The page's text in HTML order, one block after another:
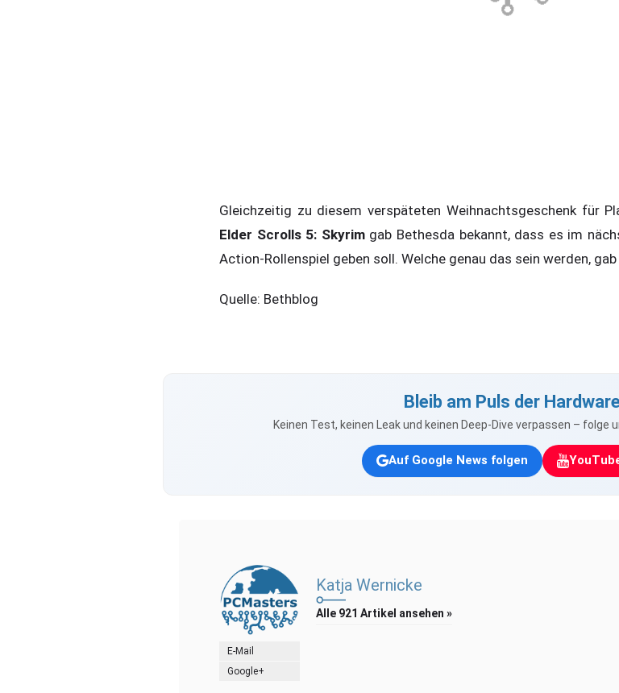
Gleichzeitig zu diesem verspäteten Weihnachtsgeschenk für
Elder Scrolls 5: Skyrimgab Bethesda bekannt, dass es im
Action-Rollenspiel geben soll. Welche genau das sein werden,
Quelle: Bethblog
Bleib am Puls der
Keinen Test, keinen Leak und keinen Deep-Dive verpassen – folge
Auf Google News folgen
E-Mail
Google+
Katja Wernicke
Alle 921 Artikel ansehen »